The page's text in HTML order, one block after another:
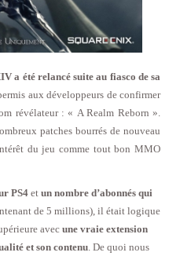
a été relancé suite au fiasco de sa
aux développeurs de confirmer
révélateur : « A Realm Reborn ».
patches bourrés de nouveau
du jeu comme tout bon MMO
PS4 et un nombre d’abonnés qui
de 5 millions), il était logique
avec une vraie extension
et son contenu. De quoi nous